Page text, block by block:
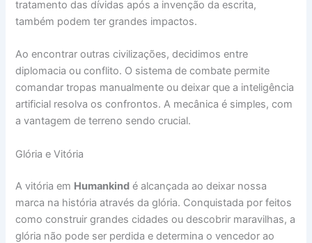
tratamento das dívidas após a invenção da escrita,
também podem ter grandes impactos.
Ao encontrar outras civilizações, decidimos entre
diplomacia ou conflito. O sistema de combate permite
comandar tropas manualmente ou deixar que a inteligência
artificial resolva os confrontos. A mecânica é simples, com
a vantagem de terreno sendo crucial.
Glória e Vitória
A vitória em Humankind é alcançada ao deixar nossa
marca na história através da glória. Conquistada por feitos
como construir grandes cidades ou descobrir maravilhas, a
glória não pode ser perdida e determina o vencedor ao